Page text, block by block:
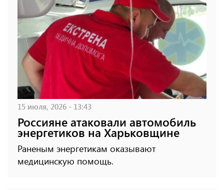
15 июля, 2026 - 13:43
Россияне атаковали автомобиль
энергетиков на Харьковщине
Раненым энергетикам оказывают
медицинскую помощь.